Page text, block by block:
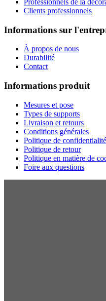
Clients professionnels
Informations sur
À propos de nous
Durabilité
Contact
Informations produit
Mesures et pose
Types de supports
Livraison et retours
Conditions générales
Politique de confidentialité
Politique de retour
Politique en matière de
Foire aux questions